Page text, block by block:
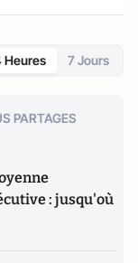
Heures 7 Jours
PARTAGES
: jusqu'où